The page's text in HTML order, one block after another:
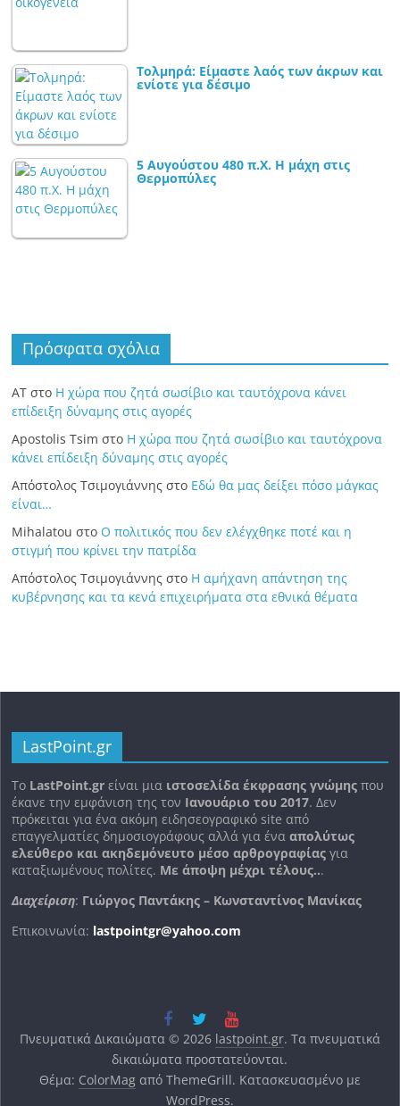
Τολμηρά: Είμαστε λαός των άκρων και
ενίοτε για δέσιμο
5 Αυγούστου 480 π.Χ. Η μάχη στις
Θερμοπύλες
Πρόσφατα σχόλια
ΑΤ στο Η χώρα που ζητά σωσίβιο και ταυτόχρονα κάνει
επίδειξη δύναμης στις αγορές
Apostolis Tsim στο Η χώρα που ζητά σωσίβιο και ταυτόχρονα
κάνει επίδειξη δύναμης στις αγορές
Απόστολος Τσιμογιάννης στο Εδώ θα μας δείξει πόσο μάγκας
είναι…
Mihalatou στο Ο πολιτικός που δεν ελέγχθηκε ποτέ και η
στιγμή που κρίνει την πατρίδα
Απόστολος Τσιμογιάννης στο Η αμήχανη απάντηση της
κυβέρνησης και τα κενά επιχειρήματα στα εθνικά θέματα
LastPoint.gr
To LastPoint.gr είναι μια ιστοσελίδα έκφρασης γνώμης που
έκανε την εμφάνιση της τον Ιανουάριο του 2017. Δεν
πρόκειται για ένα ακόμη ειδησεογραφικό site από
επαγγελματίες δημοσιογράφους αλλά για ένααπολύτως
ελεύθερο και ακηδεμόνευτο μέσο αρθρογραφίας για
καταξιωμένους πολίτες. Με άποψη μέχρι τέλους...
Διαχείριση: Γιώργος Παντάκης – Κωνσταντίνος Μανίκας
Επικοινωνία: lastpointgr@yahoo.com
Πνευματικά Δικαιώματα © 2026 lastpoint.gr. Τα πνευματικά
δικαιώματα προστατεύονται.
Θέμα: ColorMagαπό ThemeGrill. Κατασκευασμένο με
WordPress.